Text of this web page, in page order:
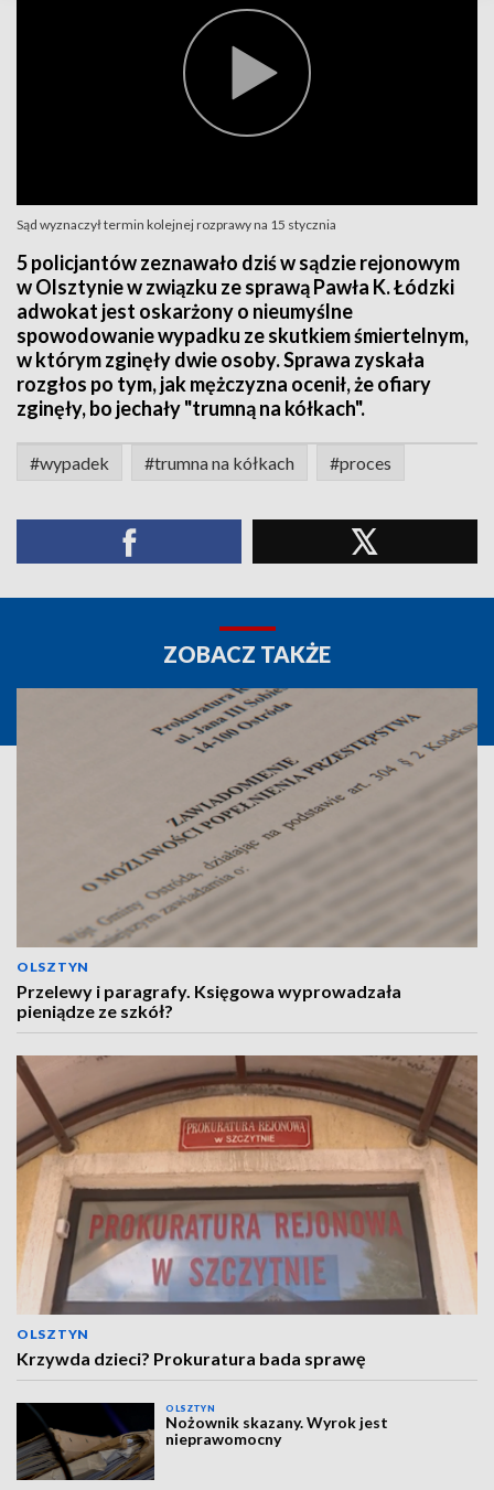
Sąd wyznaczył termin kolejnej rozprawy na 15 stycznia
5 policjantów zeznawało dziś w sądzie rejonowym
w Olsztynie w związku ze sprawą Pawła K. Łódzki
adwokat jest oskarżony o nieumyślne
spowodowanie wypadku ze skutkiem śmiertelnym,
w którym zginęły dwie osoby. Sprawa zyskała
rozgłos po tym, jak mężczyzna ocenił, że ofiary
zginęły, bo jechały "trumną na kółkach".
#wypadek #trumna na kółkach #proces
ZOBACZ TAKŻE
OLSZTYN
Przelewy i paragrafy. Księgowa wyprowadzała
pieniądze ze szkół?
OLSZTYN
Krzywda dzieci? Prokuratura bada sprawę
OLSZTYN
Nożownik skazany. Wyrok jest
nieprawomocny